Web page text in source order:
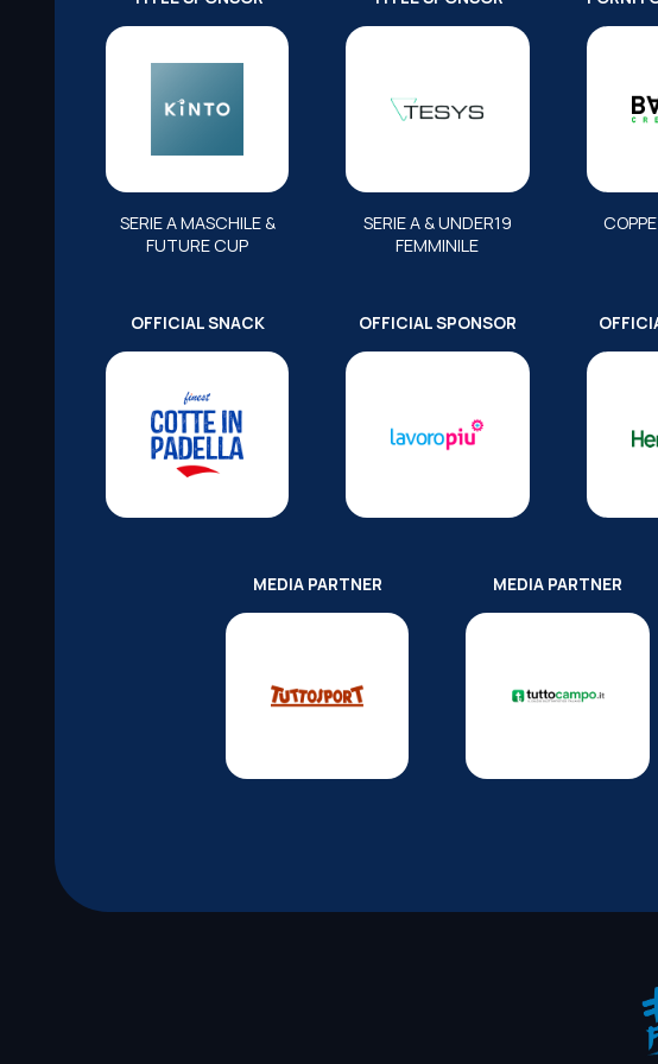
SERIE A MASCHILE &
FUTURE CUP
SERIE A & UNDER19
FEMMINILE
OFFICIAL SNACK OFFICIAL SPONSOR
MEDIA PARTNER MEDIA PARTNER